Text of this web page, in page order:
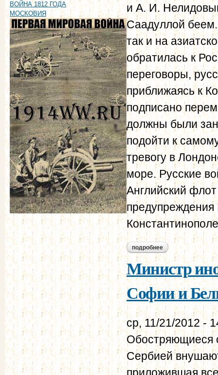
ВОЙНА 1812 ГОДА
МОСКОВИЯ
и А. И.
Саадуллой
так и на
обратилась к
переговоры,
приближаясь к
подписано
должны были
подойти к
тревогу в
море. Русские
Английский
предупреждения
подробнее о сан-
Министр
Софии и
ср, 11/21/2012 -
Обостряющиеся
Сербией
приложившая